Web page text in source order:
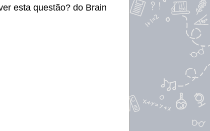
esta questão? do Brain